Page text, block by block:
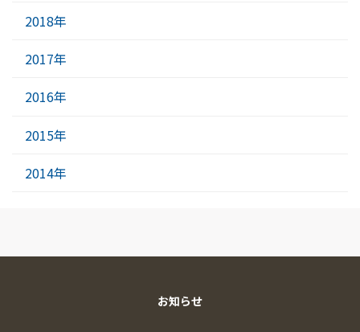
2018年
2017年
2016年
2015年
2014年
お知らせ